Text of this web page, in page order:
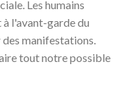
Les humains
l'avant-garde du
manifestations.
tout notre possible